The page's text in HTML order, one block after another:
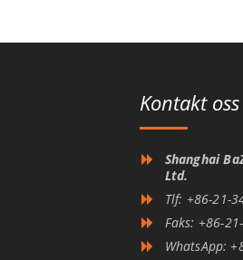
Kontakt oss
Shanghai
Ltd.
Tlf: +86-21-
Faks: +86-
WhatsApp: